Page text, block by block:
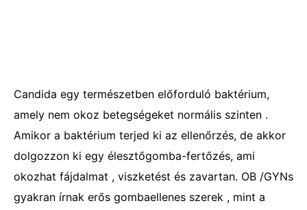
Candida egy természetben előforduló baktérium,
amely nem okoz betegségeket normális szinten .
Amikor a baktérium terjed ki az ellenőrzés, de akkor
dolgozzon ki egy élesztőgomba-fertőzés, ami
okozhat fájdalmat , viszketést és zavartan. OB /GYNs
gyakran írnak erős gombaellenes szerek , mint a